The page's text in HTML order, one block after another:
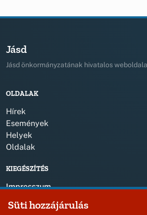
Jásd
Jásd önkormányzatának hivatalos weboldala
OLDALAK
Hírek
Események
Helyek
Oldalak
KIEGÉSZÍTÉS
Impresszum
KAPCSOLAT
Süti hozzájárulás